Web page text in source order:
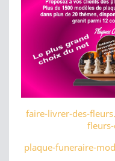
faire-livrer-des-
plaque-funeraire-